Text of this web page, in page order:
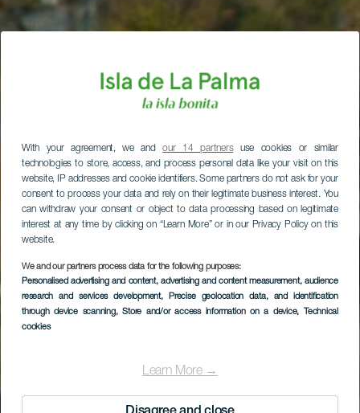
With your agreement, we andour 14 partnersuse cookies or similar
technologies to store, access, and process personal data like your visit on this
website, IP addresses and cookie identifiers. Some partners do not ask for your
consent to process your data and rely on their legitimate business interest. You
can withdraw your consent or object to data processing based on legitimate
interest at any time by clicking on “Learn More” or in our Privacy Policy on this
website.
We and our partners process data for the following purposes:
Personalised advertising and content, advertising and content measurement, audience
research and services development, Precise geolocation data, and identification
through device scanning, Store and/or access information on a device, Technical
cookies
Learn More →